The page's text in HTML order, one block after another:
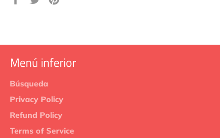
Menú inferior
Búsqueda
Privacy Policy
Refund Policy
Terms of Service